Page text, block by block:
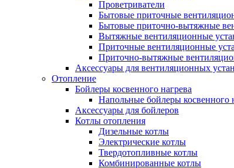
Проветриватели
Бытовые приточные
Бытовые приточно-вытяжные
Вытяжные вентиляционные
Приточные вентиляционные
Приточно-вытяжные
Аксессуары для вентиляционных
Отопление
Бойлеры косвенного нагрева
Напольные бойлеры косвенного
Аксессуары для бойлеров
Котлы отопления
Дизельные котлы
Электрические котлы
Твердотопливные котлы
Комбинированные котлы